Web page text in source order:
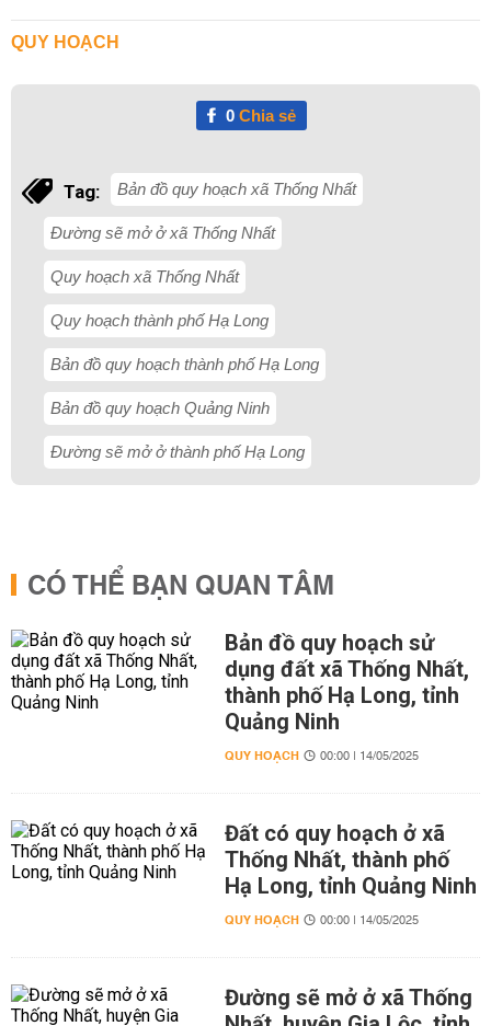
QUY HOẠCH
0Chia sẻ
Tag: Bản đồ quy hoạch xã Thống Nhất
Đường sẽ mở ở xã Thống Nhất
Quy hoạch xã Thống Nhất
Quy hoạch thành phố Hạ Long
Bản đồ quy hoạch thành phố Hạ Long
Bản đồ quy hoạch Quảng Ninh
Đường sẽ mở ở thành phố Hạ Long
CÓ THỂ BẠN QUAN TÂM
Bản đồ quy hoạch sử
dụng đất xã Thống Nhất,
thành phố Hạ Long, tỉnh
Quảng Ninh
QUY HOẠCH 00:00 | 14/05/2025
Đất có quy hoạch ở xã
Thống Nhất, thành phố
Hạ Long, tỉnh Quảng Ninh
QUY HOẠCH 00:00 | 14/05/2025
Đường sẽ mở ở xã Thống